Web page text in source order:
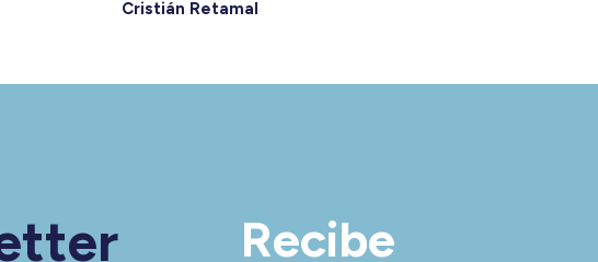
Cristián Retamal
Recibe